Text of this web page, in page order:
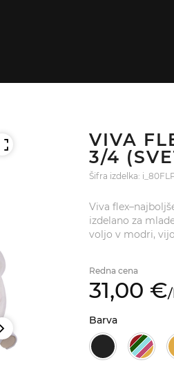
VIVA
3/4
Šifra izdelka:
Viva
izdelano za
voljo v modri,
Redna cena
31,00 €/
Barva